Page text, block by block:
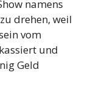
namens
drehen, weil
vom
und
Geld